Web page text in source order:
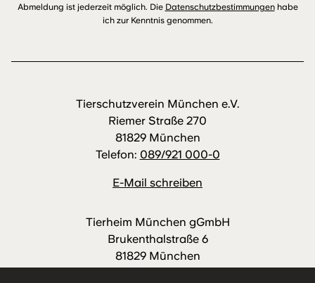
Tierschutzverein München e.V.
Riemer Straße 270
81829 München
Telefon: 089/921 000-0
E-Mail schreiben
Tierheim München gGmbH
Brukenthalstraße 6
81829 München
Abmeldung ist jederzeit möglich. Die Datenschutzbestimmungenhabe
ich zur Kenntnis genommen.